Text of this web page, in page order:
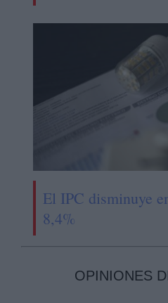
El IPC disminuye
8,4%
OPINIONES